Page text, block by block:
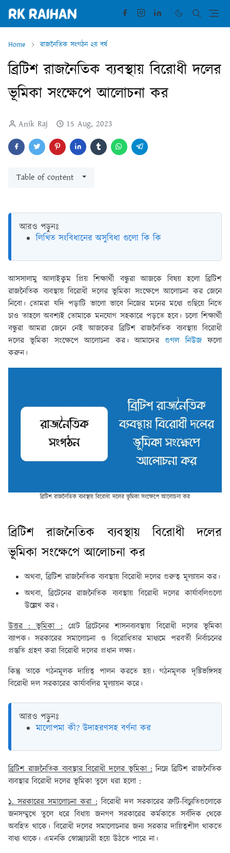
Home রাজনৈতিক সংগঠন ২য় বর্ষ
ব্রিটিশ রাজনৈতিক ব্যবস্থায় বিরোধী দলের
ভূমিকা সংক্ষেপে আলোচনা কর
Anik Raj 15 Aug, 2023
Table of content
আরও পড়ুনঃ
লিখিত সংবিধানের অসুবিধা গুলো কি কি
আসসালামু আলাইকুম প্রিয় শিক্ষার্থী বন্ধুরা আজকে বিষয় হলো ব্রিটিশ
রাজনৈতিক ব্যবস্থায় বিরোধী দলের ভূমিকা সংক্ষেপে আলোচনা কর জেনে
নিবো। তোমরা যদি পড়াটি ভালো ভাবে নিজের মনের মধ্যে গুছিয়ে নিতে
চাও তাহলে অবশ্যই তোমাকে মনযোগ সহকারে পড়তে হবে। চলো শিক্ষার্থী
বন্ধুরা আমরা জেনে নেই আজকের ব্রিটিশ রাজনৈতিক ব্যবস্থায় বিরোধী
দলের ভূমিকা সংক্ষেপে আলোচনা কর। আমাদেরগুগল নিউজফলো
করুন।
ব্রিটিশ রাজনৈতিক ব্যবস্থায় বিরোধী দলের ভূমিকা সংক্ষেপে আলোচনা কর
ব্রিটিশ রাজনৈতিক ব্যবস্থায় বিরোধী দলের
ভূমিকা সংক্ষেপে আলোচনা কর
অথবা, ব্রিটিশ রাজনৈতিক ব্যবস্থায় বিরোধী দলের গুরুত্ব মূল্যায়ন কর।
অথবা, ব্রিটেনের রাজনৈতিক ব্যবস্থায় বিরোধী দলের কার্যাবলিগুলো
উল্লেখ কর।
উত্তর : ভূমিকা :গ্রেট ব্রিটেনের শাসনব্যবস্থায় বিরোধী দলের ভূমিকা
ব্যাপক। সরকারের সমালোচনা ও বিরোধিতার মাধ্যমে পরবর্তী নির্বাচনের
প্রস্তুতি গ্রহণ করা বিরোধী দলের প্রধান লক্ষ্য।
কিন্তু তাকে গঠনমূলক দায়িত্ব পালন করতে হয়। গঠনমূলক দৃষ্টিভঙ্গিসহ
বিরোধী দল সরকারের কার্যাবলির মূল্যায়ন করে।
আরও পড়ুনঃ
মালোপমা কী? উদাহরণসহ বর্ণনা কর
ব্রিটিশ রাজনৈতিক ব্যবস্থার বিরোধী দলের ভূমিকা :নিম্নে ব্রিটিশ রাজনৈতিক
ব্যবস্থার বিরোধী দলের ভূমিকা তুলে ধরা হলো :
১. সরকারের সমালোচনা করা :বিরোধী দল সরকারের ত্রুটি-বিচ্যুতিগুলোকে
জনসম্মুখে তুলে ধরে বিধায় জনগণ সরকারের কর্মকাতে সর্বদিক থেকে
অবহিত থাকে। বিরোধী দলের সমালোচনার জন্য সরকার দায়িত্বশীল থাকতে
বাধ্য থাকে। এমনকি স্বোচ্ছাচারী হয়ে উঠতে পারে না।